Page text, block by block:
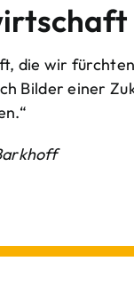
die wir
Bilder einer